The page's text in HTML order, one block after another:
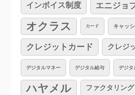
インボイス制度 エニジョ
オクラス カード キャッ
クレジットカード クレジ
デジタルマネー デジタル給与 デジタ
ハヤメル ファクタリング